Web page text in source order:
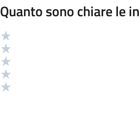
Quanto sono chiare le
Valutazione